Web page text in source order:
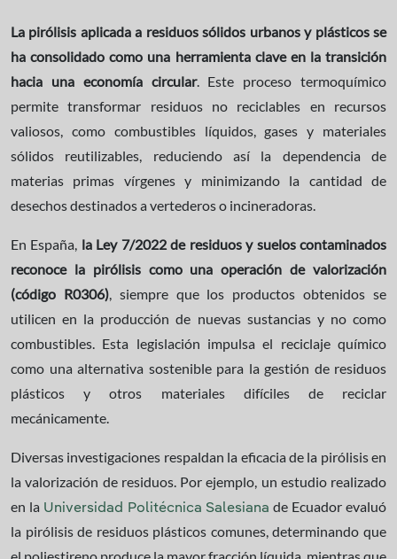
La pirólisis aplicada a residuos sólidos urbanos y plásticos se
ha consolidado como una herramienta clave en la transición
hacia una economía circular. Este proceso termoquímico
permite transformar residuos no reciclables en recursos
valiosos, como combustibles líquidos, gases y materiales
sólidos reutilizables, reduciendo así la dependencia de
materias primas vírgenes y minimizando la cantidad de
desechos destinados a vertederos o incineradoras.
En España, la Ley 7/2022 de residuos y suelos contaminados
reconoce la pirólisis como una operación de valorización
(código R0306), siempre que los productos obtenidos se
utilicen en la producción de nuevas sustancias y no como
combustibles. Esta legislación impulsa el reciclaje químico
como una alternativa sostenible para la gestión de residuos
plásticos y otros materiales difíciles de reciclar
mecánicamente.
Diversas investigaciones respaldan la eficacia de la pirólisis en
la valorización de residuos. Por ejemplo, un estudio realizado
en la Universidad Politécnica Salesiana de Ecuador evaluó
la pirólisis de residuos plásticos comunes, determinando que
el poliestireno produce la mayor fracción líquida, mientras que